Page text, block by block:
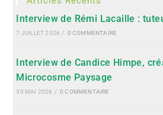
Interview de Rémi Lacaille :
7 JUILLET 2026 / 0 COMMENTAIRE
Interview de Candice Himpe,
Microcosme Paysage
30 MAI 2026 / 0 COMMENTAIRE